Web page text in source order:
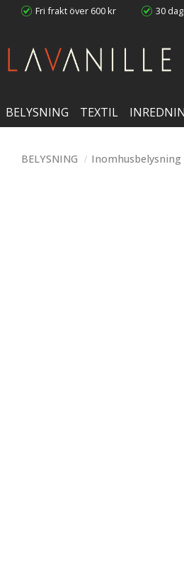
Fri frakt över 600 kr 30
BELYSNING TEXTIL
BELYSNING Inomhusbelysning